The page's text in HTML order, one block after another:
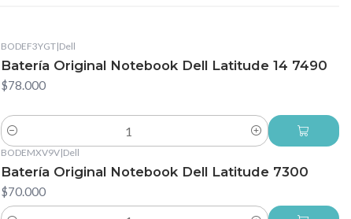
BODEF3YGT|Dell
Batería Original Notebook Dell Latitude 14 7490
$78.000
Cantidad
BODEMXV9V|Dell
Batería Original Notebook Dell Latitude 7300
$70.000